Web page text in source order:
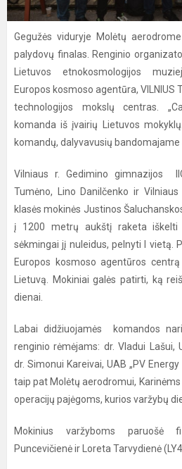
Gegužės viduryje Molėtų
palydovų finalas. Renginio
Lietuvos etnokosmologijos
Europos kosmoso agentūra, VILNIUS
technologijos mokslų centras.
komanda iš įvairių Lietuvos
komandų, dalyvavusių bandomajame
Vilniaus r. Gedimino gimnazijos
Tumėno, Lino Danilčenko ir
klasės mokinės Justinos
į 1200 metrų aukštį raketa iškelti
sėkmingai jį nuleidus, pelnyti I vietą.
Europos kosmoso agentūros
Lietuvą. Mokiniai galės patirti, ką
dienai.
Labai didžiuojamės komandos
renginio rėmėjams: dr. Vladui Lašui,
dr. Simonui Kareivai, UAB „PV Energy
taip pat Molėtų aerodromui,
operacijų pajėgoms, kurios varžybų
Mokinius varžyboms paruošė
Puncevičienė ir Loreta Tarvydienė